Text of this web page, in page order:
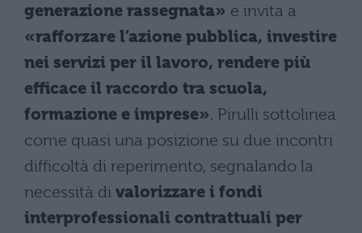
generazione rassegnata» e invita a
«rafforzare l’azione pubblica, investire
nei servizi per il lavoro, rendere più
efficace il raccordo tra scuola,
formazione e imprese». Pirulli sottolinea
come quasi una posizione su due incontri
difficoltà di reperimento, segnalando la
necessità di valorizzare i fondi
interprofessionali contrattuali per